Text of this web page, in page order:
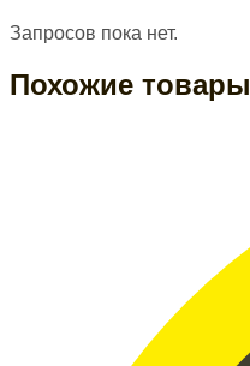
Запросов пока нет.
Похожие товары